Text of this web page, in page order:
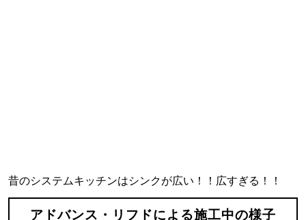
昔のシステムキッチンはシンクが広い！！広すぎる！！
アドバンス・リフドによる施工中の様子